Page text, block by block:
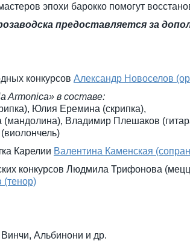
эпохи барокко помогут
предоставляется за
конкурсов Александр Новоселов
Armonica» в составе:
Юлия Еремина (скрипка),
(мандолина), Владимир Плешаков
Карелии Валентина Каменская
конкурсов Людмила Трифонова
(тенор)
Альбинони и др.